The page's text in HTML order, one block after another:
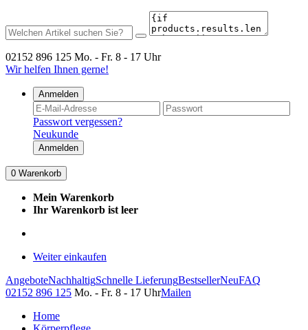
02152 896 125 Mo. - Fr. 8 - 17 Uhr
Wir helfen Ihnen gerne!
Anmelden
Passwort vergessen?
Neukunde
Anmelden
0 Warenkorb
Mein Warenkorb
Ihr Warenkorb ist leer
Weiter einkaufen
AngeboteNachhaltigSchnelle LieferungBestsellerNeuFAQ
02152 896 125 Mo. - Fr. 8 - 17 UhrMailen
Home